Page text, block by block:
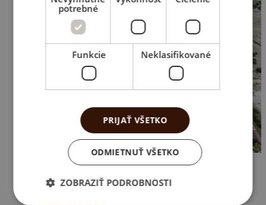
potrebné
Funkcie Neklasifikované
PRIJAŤ VŠETKO
ODMIETNUŤ VŠETKO
ZOBRAZIŤ PODROBNOSTI